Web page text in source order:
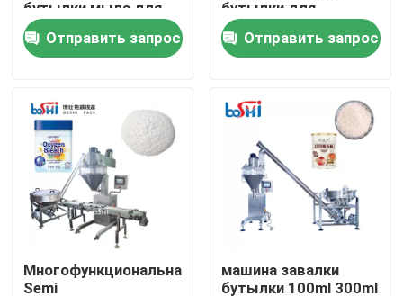
Вертикальная пакуя машина
Машина для упаковки гранул
машина для наполнения порошком
Машина упаковки закуски
Машина упаковки замороженных продуктов
бутылки мыла для
порошка мыла
многофункционального
Отправить запрос
бутылки для
протеина пудрит
порошок тыквы
Отправить запрос
Многофункциональная
Semi
машина завалки
бутылки 100ml 300ml